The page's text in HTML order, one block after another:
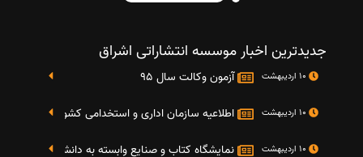
جدیدترین اخبار موسسه انتشاراتی اشراق
آزمون وکالت سال 95
اطلاعیه سازمان اداری و استخدامی کشور در خصوص
نمایشگاه کتاب و صنایع وابسته به دانشگاه صنعتی شریف 4 الی 8 مهر